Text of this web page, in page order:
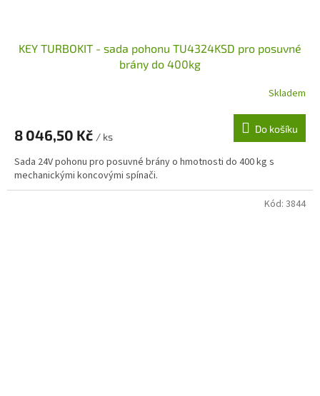
KEY TURBOKIT - sada pohonu TU4324KSD pro posuvné
brány do 400kg
Skladem
8 046,50 Kč / ks
Do košíku
Sada 24V pohonu pro posuvné brány o hmotnosti do 400 kg s
mechanickými koncovými spínači.
Kód: 3844